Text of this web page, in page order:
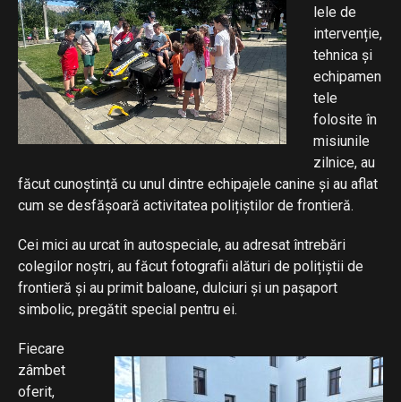
lele de
intervenție,
tehnica și
echipamen
tele
folosite în
misiunile
zilnice, au
făcut cunoștință cu unul dintre echipajele canine și au aflat
cum se desfășoară activitatea polițiștilor de frontieră.
Cei mici au urcat în autospeciale, au adresat întrebări
colegilor noștri, au făcut fotografii alături de polițiștii de
frontieră și au primit baloane, dulciuri și un pașaport
simbolic, pregătit special pentru ei.
Fiecare
zâmbet
oferit,